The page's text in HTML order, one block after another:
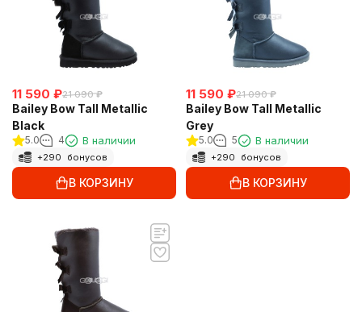
11 590 ₽21 090 ₽
Bailey Bow Tall Metallic
Black
5.0 4 В наличии
+290 бонусов
В КОРЗИНУ
11 590 ₽21 090 ₽
Bailey Bow Tall Metallic
Grey
5.0 5 В наличии
+290 бонусов
В КОРЗИНУ